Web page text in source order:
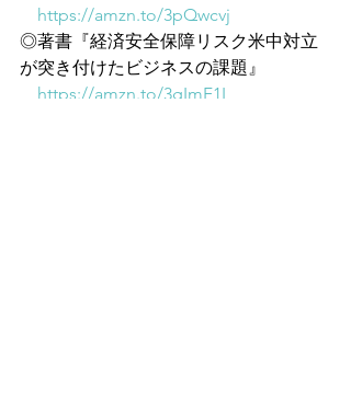
https://amzn.to/3pQwcvj
◎著書『経済安全保障リスク米中対立
が突き付けたビジネスの課題』
https://amzn.to/3gImF1I